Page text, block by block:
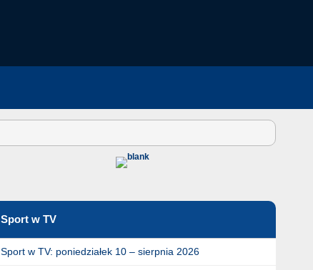
Sport w TV
Sport w TV: poniedziałek 10 – sierpnia 2026